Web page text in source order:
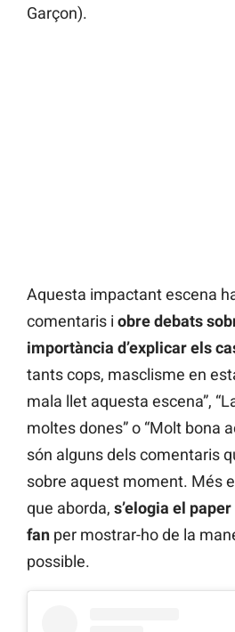
Garçon).
Aquesta impactant escena
comentaris i obre debats
importància d’explicar els
tants cops, masclisme en
mala llet aquesta escena”,
moltes dones” o “Molt bona
són alguns dels comentaris
sobre aquest moment. Més
que aborda, s’elogia el
fan per mostrar-ho de la
possible.